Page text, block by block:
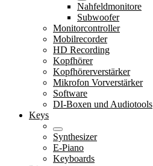
Nahfeldmonitore
Subwoofer
Monitorcontroller
Mobilrecorder
HD Recording
Kopfhörer
Kopfhörerverstärker
Mikrofon Vorverstärker
Software
DI-Boxen und Audiotools
Keys
Synthesizer
E-Piano
Keyboards